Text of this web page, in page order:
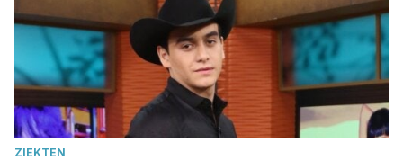
ZIEKTEN